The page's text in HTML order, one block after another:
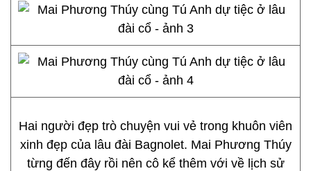
Hai người đẹp trò chuyện vui vẻ trong khuôn viên
xinh đẹp của lâu đài Bagnolet. Mai Phương Thúy
từng đến đây rồi nên cô kể thêm với về lịch sử